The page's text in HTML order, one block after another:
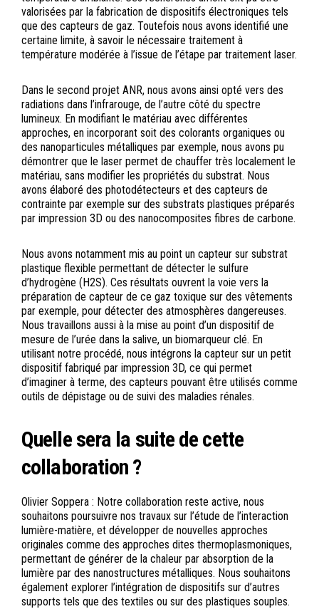
valorisées par la fabrication de dispositifs électroniques tels
que des capteurs de gaz. Toutefois nous avons identifié une
certaine limite, à savoir le nécessaire traitement à
température modérée à l’issue de l’étape par traitement laser.
Dans le second projet ANR, nous avons ainsi opté vers des
radiations dans l’infrarouge, de l’autre côté du spectre
lumineux. En modifiant le matériau avec différentes
approches, en incorporant soit des colorants organiques ou
des nanoparticules métalliques par exemple, nous avons pu
démontrer que le laser permet de chauffer très localement le
matériau, sans modifier les propriétés du substrat. Nous
avons élaboré des photodétecteurs et des capteurs de
contrainte par exemple sur des substrats plastiques préparés
par impression 3D ou des nanocomposites fibres de carbone.
Nous avons notamment mis au point un capteur sur substrat
plastique flexible permettant de détecter le sulfure
d’hydrogène (H2S). Ces résultats ouvrent la voie vers la
préparation de capteur de ce gaz toxique sur des vêtements
par exemple, pour détecter des atmosphères dangereuses.
Nous travaillons aussi à la mise au point d’un dispositif de
mesure de l’urée dans la salive, un biomarqueur clé. En
utilisant notre procédé, nous intégrons la capteur sur un petit
dispositif fabriqué par impression 3D, ce qui permet
d’imaginer à terme, des capteurs pouvant être utilisés comme
outils de dépistage ou de suivi des maladies rénales.
Quelle sera la suite de cette
collaboration ?
Olivier Soppera : Notre collaboration reste active, nous
souhaitons poursuivre nos travaux sur l’étude de l’interaction
lumière-matière, et développer de nouvelles approches
originales comme des approches dites thermoplasmoniques,
permettant de générer de la chaleur par absorption de la
lumière par des nanostructures métalliques. Nous souhaitons
également explorer l’intégration de dispositifs sur d’autres
supports tels que des textiles ou sur des plastiques souples.